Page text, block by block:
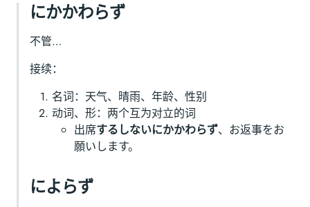
にかかわらず
不管…
接续：
名词：天气、晴雨、年龄、性别
动词、形：两个互为对立的词
出席するしないにかかわらず、お返事をお
願いします。
によらず